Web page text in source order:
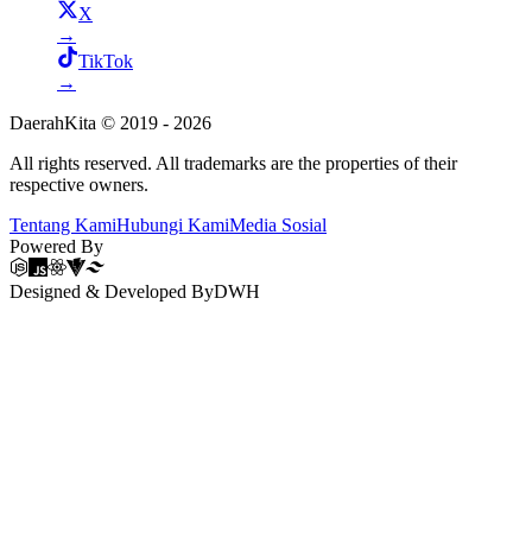
X
→
TikTok
→
DaerahKita © 2019 - 2026
All rights reserved. All trademarks are the properties of their
respective owners.
Tentang KamiHubungi KamiMedia Sosial
Powered By
Designed & Developed ByDWH